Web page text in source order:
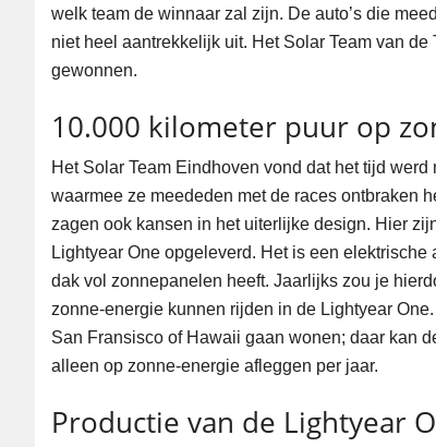
welk team de winnaar zal zijn. De auto’s die
niet heel aantrekkelijk uit. Het Solar Team van
gewonnen.
10.000 kilometer puur op
Het Solar Team Eindhoven vond dat het tijd
waarmee ze meededen met de races ontbraken
zagen ook kansen in het uiterlijke design. Hier
Lightyear One opgeleverd. Het is een
dak vol zonnepanelen heeft. Jaarlijks zou je
zonne-energie kunnen rijden in de Lightyear
San Fransisco of Hawaii gaan wonen; daar kan
alleen op zonne-energie afleggen per jaar.
Productie van de Lightyear